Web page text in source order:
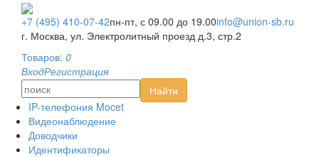
Монтаж
Контакты
Оплата
AHD видеонаблюдение
HD-SDI видеонаблюдение
IP-видеонаблюдение
IP-телефония Mocet
Видеонаблюдение
Доводчики
Идентификаторы
+7 (495) 410-07-42пн-пт, с 09.00 до 19.00info@union-sb.ru
г. Москва, ул. Электролитный проезд д.3, стр.2
Товаров: 0
ВходРегистрация
Найти